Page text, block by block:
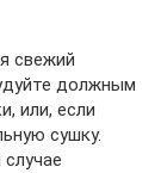
свежий
должным
или, если
сушку.